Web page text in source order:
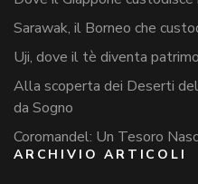
Sarawak, il Borneo che
Uji, dove il tè diventa
Alla scoperta dei Deserti
da Sogno
Coromandel: Un Tesoro
ARCHIVIO ARTICOLI